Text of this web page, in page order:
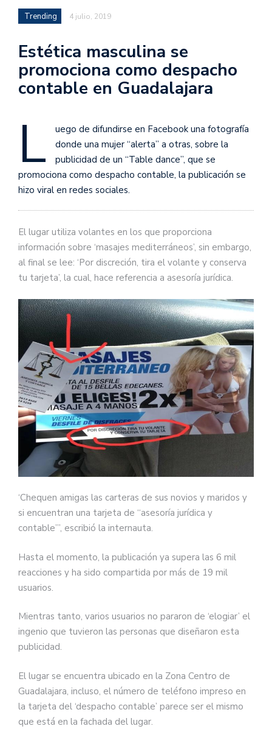
Trending 4 julio, 2019
Estética masculina se
promociona como despacho
contable en Guadalajara
L
uego de difundirse en Facebook una fotografía
donde una mujer “alerta” a otras, sobre la
publicidad de un “Table dance”, que se
promociona como despacho contable, la publicación se
hizo viral en redes sociales.
El lugar utiliza volantes en los que proporciona
información sobre ‘masajes mediterráneos’, sin embargo,
al final se lee: ‘Por discreción, tira el volante y conserva
tu tarjeta’, la cual, hace referencia a asesoría jurídica.
‘Chequen amigas las carteras de sus novios y maridos y
si encuentran una tarjeta de “asesoría jurídica y
contable”’, escribió la internauta.
Hasta el momento, la publicación ya supera las 6 mil
reacciones y ha sido compartida por más de 19 mil
usuarios.
Mientras tanto, varios usuarios no pararon de ‘elogiar’ el
ingenio que tuvieron las personas que diseñaron esta
publicidad.
El lugar se encuentra ubicado en la Zona Centro de
Guadalajara, incluso, el número de teléfono impreso en
la tarjeta del ‘despacho contable’ parece ser el mismo
que está en la fachada del lugar.